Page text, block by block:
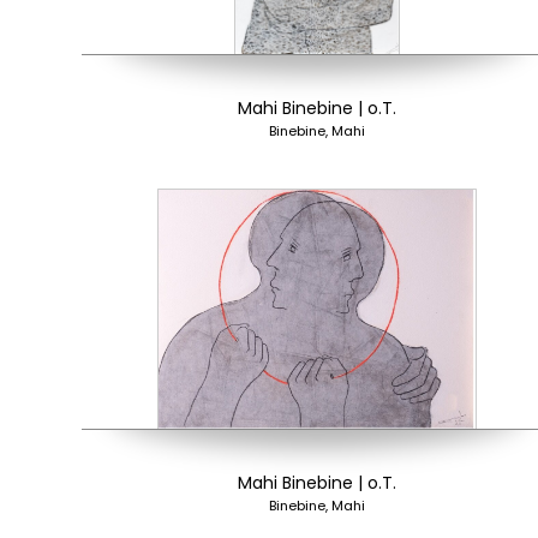
Mahi Binebine | o.T.
Binebine, Mahi
Mahi Binebine | o.T.
Binebine, Mahi